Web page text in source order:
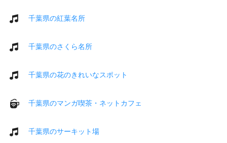
千葉県の紅葉名所
千葉県のさくら名所
千葉県の花のきれいなスポット
千葉県のマンガ喫茶・ネットカフェ
千葉県のサーキット場